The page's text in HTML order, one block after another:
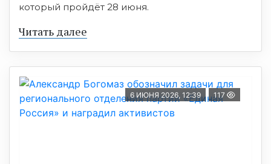
который пройдёт 28 июня.
Читать далее
6 ИЮНЯ 2026, 12:39 117